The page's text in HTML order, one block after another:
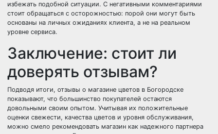
избежать подобной ситуации. С негативными комментариями
стоит обращаться с осторожностью: порой они могут быть
основаны на личных ожиданиях клиента, а не на реальном
уровне сервиса.
Заключение: стоит ли
доверять отзывам?
Подводя итоги, отзывы о магазине цветов в Богородске
показывают, что большинство покупателей остаются
довольными своим опытом. Учитывая их положительные
оценки свежести, качества цветов и уровня обслуживания,
можно смело рекомендовать магазин как надежного партнера